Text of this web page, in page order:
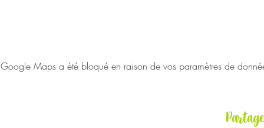
Google Maps a été bloqué en raison de vos paramètres de